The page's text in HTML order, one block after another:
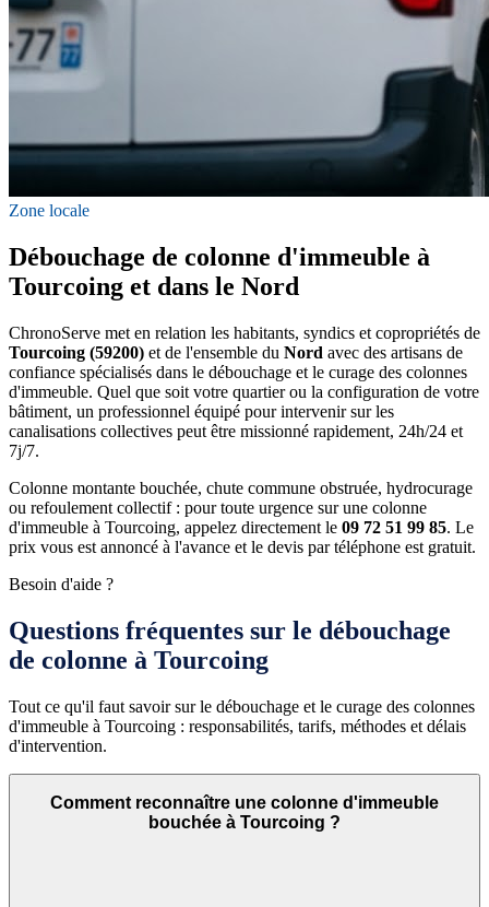
Zone locale
Débouchage de colonne d'immeuble à
Tourcoing et dans le Nord
ChronoServe met en relation les habitants, syndics et copropriétés de
Tourcoing (59200) et de l'ensemble du Nord avec des artisans de
confiance spécialisés dans le débouchage et le curage des colonnes
d'immeuble. Quel que soit votre quartier ou la configuration de votre
bâtiment, un professionnel équipé pour intervenir sur les
canalisations collectives peut être missionné rapidement, 24h/24 et
7j/7.
Colonne montante bouchée, chute commune obstruée, hydrocurage
ou refoulement collectif : pour toute urgence sur une colonne
d'immeuble à Tourcoing, appelez directement le 09 72 51 99 85. Le
prix vous est annoncé à l'avance et le devis par téléphone est gratuit.
Besoin d'aide ?
Questions fréquentes sur le débouchage
de colonne à Tourcoing
Tout ce qu'il faut savoir sur le débouchage et le curage des colonnes
d'immeuble à Tourcoing : responsabilités, tarifs, méthodes et délais
d'intervention.
Comment reconnaître une colonne d'immeuble
bouchée à Tourcoing ?